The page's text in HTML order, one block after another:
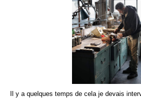
Il y a quelques temps de cela je devais